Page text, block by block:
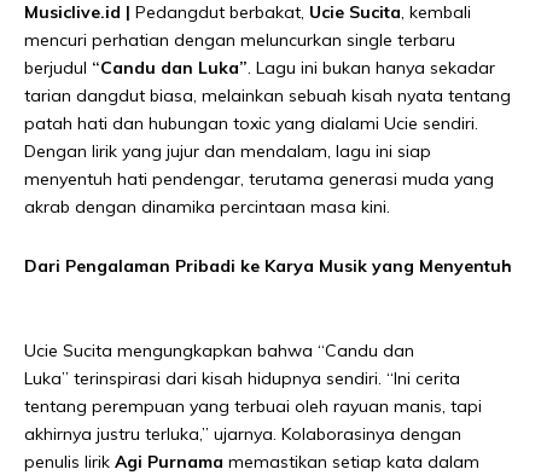
Musiclive.id | Pedangdut berbakat, Ucie Sucita, kembali
mencuri perhatian dengan meluncurkan single terbaru
berjudul “Candu dan Luka”. Lagu ini bukan hanya sekadar
tarian dangdut biasa, melainkan sebuah kisah nyata tentang
patah hati dan hubungan toxic yang dialami Ucie sendiri.
Dengan lirik yang jujur dan mendalam, lagu ini siap
menyentuh hati pendengar, terutama generasi muda yang
akrab dengan dinamika percintaan masa kini.
Dari Pengalaman Pribadi ke Karya Musik yang Menyentuh
Ucie Sucita mengungkapkan bahwa “Candu dan
Luka” terinspirasi dari kisah hidupnya sendiri. “Ini cerita
tentang perempuan yang terbuai oleh rayuan manis, tapi
akhirnya justru terluka,” ujarnya. Kolaborasinya dengan
penulis lirik Agi Purnama memastikan setiap kata dalam